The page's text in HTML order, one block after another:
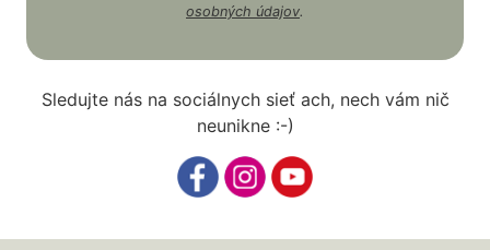
osobných údajov.
Sledujte nás na sociálnych sieť ach, nech vám nič
neunikne :-)